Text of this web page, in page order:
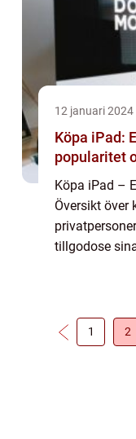
12 januari 2024
Köpa iPad:
popularitet
Köpa iPad –
Översikt över
tillgodose
1 2